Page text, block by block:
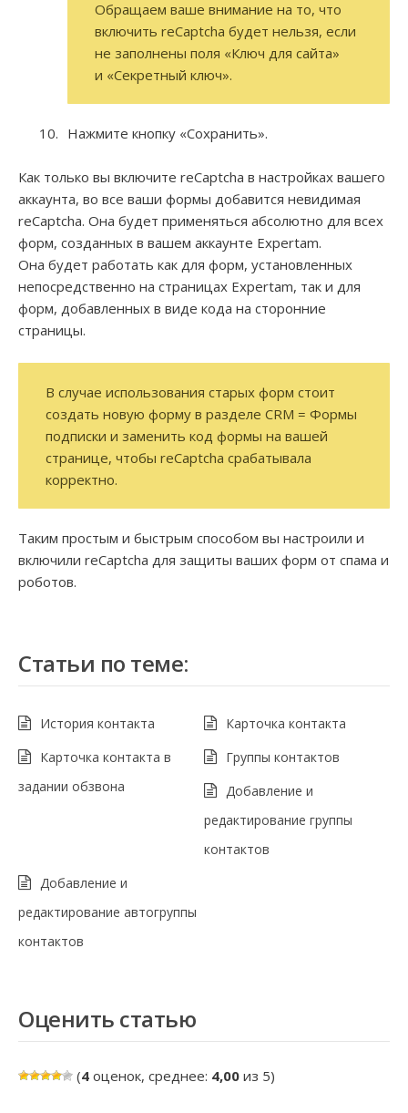
Обращаем ваше внимание на то, что
включить reCaptcha будет нельзя, если
не заполнены поля «Ключ для сайта»
и «Секретный ключ».
Нажмите кнопку «Сохранить».
Как только вы включите reCaptcha в настройках вашего
аккаунта, во все ваши формы добавится невидимая
reCaptcha. Она будет применяться абсолютно для всех
форм, созданных в вашем аккаунте Expertam.
Она будет работать как для форм, установленных
непосредственно на страницах Expertam, так и для
форм, добавленных в виде кода на сторонние
страницы.
В случае использования старых форм стоит
создать новую форму в разделе CRM = Формы
подписки и заменить код формы на вашей
странице, чтобы reCaptcha срабатывала
корректно.
Таким простым и быстрым способом вы настроили и
включили reCaptcha для защиты ваших форм от спама и
роботов.
Статьи по теме:
История контакта
Карточка контакта
Карточка контакта в
задании обзвона
Группы контактов
Добавление и
редактирование группы
контактов
Добавление и
редактирование автогруппы
контактов
Оценить статью
(4 оценок, среднее: 4,00 из 5)